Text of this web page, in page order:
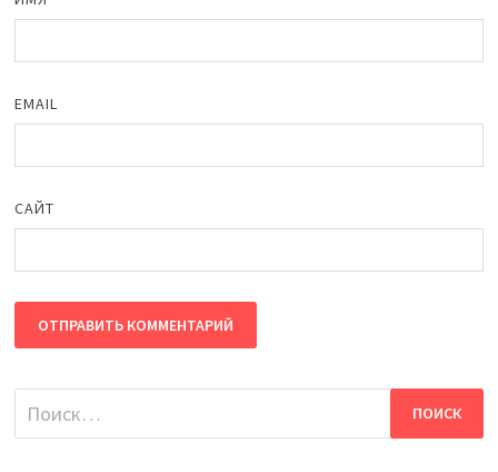
EMAIL
САЙТ
Найти: